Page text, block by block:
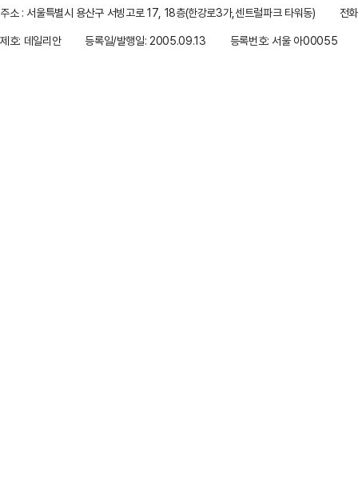
주소 : 서울특별시 용산구 서빙고로 17, 18층(한강로3가,센트럴파크 타워동)
전
제호: 데일리안
등록일/발행일: 2005.09.13 등록번호: 서울 아00055